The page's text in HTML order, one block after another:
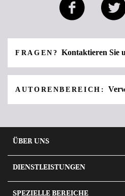
FRAGEN?Kontaktieren Sie
AUTORENBEREICH:
ÜBER UNS
DIENSTLEISTUNGEN
SPEZIELLE BEREICHE